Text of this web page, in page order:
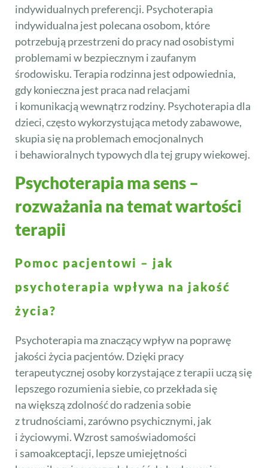
indywidualnych preferencji. Psychoterapia
indywidualna jest polecana osobom, które
potrzebują przestrzeni do pracy nad osobistymi
problemami w bezpiecznym i zaufanym
środowisku. Terapia rodzinna jest odpowiednia,
gdy konieczna jest praca nad relacjami
i komunikacją wewnątrz rodziny. Psychoterapia dla
dzieci, często wykorzystująca metody zabawowe,
skupia się na problemach emocjonalnych
i behawioralnych typowych dla tej grupy wiekowej.
Psychoterapia ma sens –
rozważania na temat wartości
terapii
Pomoc pacjentowi – jak
psychoterapia wpływa na jakość
życia?
Psychoterapia ma znaczący wpływ na poprawę
jakości życia pacjentów. Dzięki pracy
terapeutycznej osoby korzystające z terapii uczą się
lepszego rozumienia siebie, co przekłada się
na większą zdolność do radzenia sobie
z trudnościami, zarówno psychicznymi, jak
i życiowymi. Wzrost samoświadomości
i samoakceptacji, lepsze umiejętności